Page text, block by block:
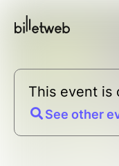
This event is
See other